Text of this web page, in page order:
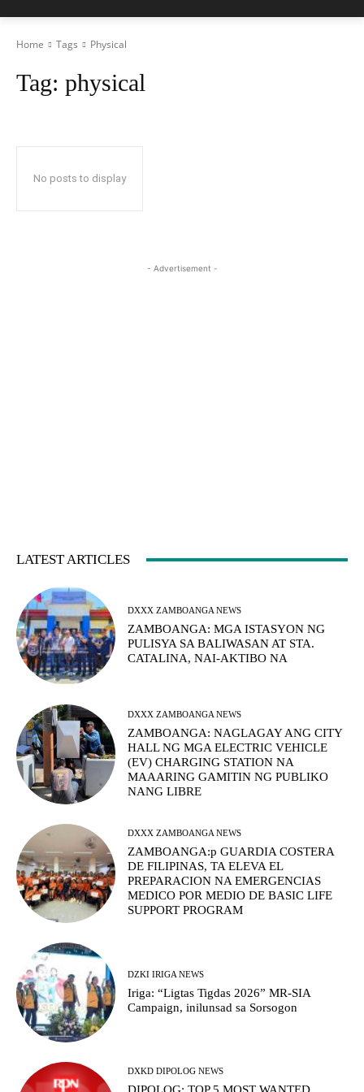
Home Tags Physical
Tag: physical
No posts to display
- Advertisement -
LATEST ARTICLES
DXXX ZAMBOANGA NEWS
ZAMBOANGA: MGA ISTASYON NG
PULISYA SA BALIWASAN AT STA.
CATALINA, NAI-AKTIBO NA
DXXX ZAMBOANGA NEWS
ZAMBOANGA: NAGLAGAY ANG CITY
HALL NG MGA ELECTRIC VEHICLE
(EV) CHARGING STATION NA
MAAARING GAMITIN NG PUBLIKO
NANG LIBRE
DXXX ZAMBOANGA NEWS
ZAMBOANGA:p GUARDIA COSTERA
DE FILIPINAS, TA ELEVA EL
PREPARACION NA EMERGENCIAS
MEDICO POR MEDIO DE BASIC LIFE
SUPPORT PROGRAM
DZKI IRIGA NEWS
Iriga: “Ligtas Tigdas 2026” MR-SIA
Campaign, inilunsad sa Sorsogon
DXKD DIPOLOG NEWS